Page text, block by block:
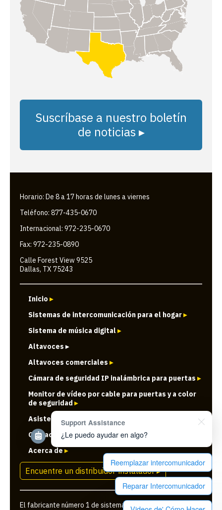
Suscríbase a nuestro boletín
de noticias ▸
Horario: De 8 a 17 horas de lunes a viernes
Teléfono: 877-435-0670
Internacional: 972-235-0670
Fax: 972-235-0890
Calle Forest View 9525
Dallas, TX 75243
Inicio ▸
Sistemas de intercomunicación para el hogar▸
Sistema de música digital ▸
Altavoces ▸
Altavoces comerciales ▸
Cámara de seguridad IP inalámbrica para puertas ▸
Monitor de vídeo por cable para puertas y a color
de seguridad ▸
Asistencia al cliente
▸
Contacto con nosotros▸
Acerca de ▸
Encuentre un distribuidor-instalador ▸
El fabricante número 1 de sistemas de intercomunicación
Support Assistance
¿Le puedo ayudar en algo?
Reemplazar intercomunicador
Reparar Intercomunicador